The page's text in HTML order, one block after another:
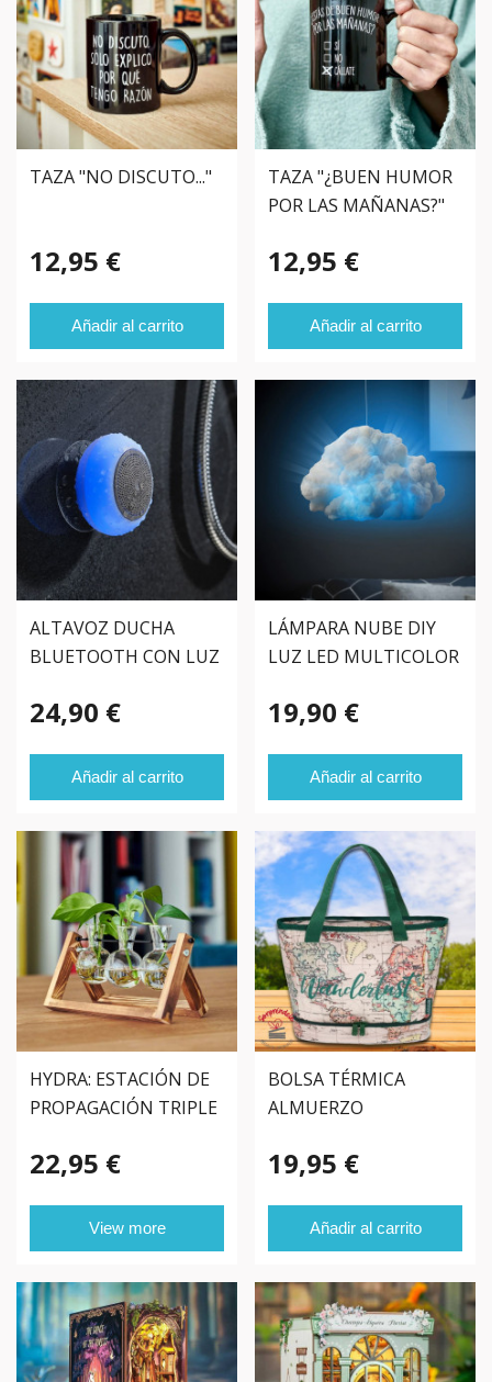
TAZA "NO DISCUTO..."
12,95 €
Añadir al carrito
TAZA "¿BUEN HUMOR
POR LAS MAÑANAS?"
12,95 €
Añadir al carrito
ALTAVOZ DUCHA
BLUETOOTH CON LUZ
24,90 €
Añadir al carrito
LÁMPARA NUBE DIY
LUZ LED MULTICOLOR
19,90 €
Añadir al carrito
HYDRA: ESTACIÓN DE
PROPAGACIÓN TRIPLE
22,95 €
View more
BOLSA TÉRMICA
ALMUERZO
19,95 €
Añadir al carrito